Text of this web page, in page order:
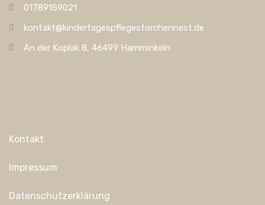
01789159021
kontakt@kindertagespflegestorchennest.de
An der Koplak 8, 46499 Hamminkeln
Kontakt
Impressum
Datenschutzerklärung